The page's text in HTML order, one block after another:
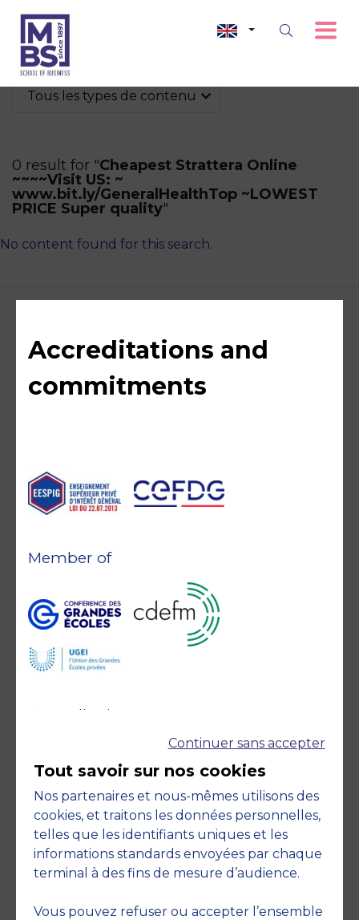
Tous les types de contenu
0 result for "Cheapest Strattera Online
~~~~Visit US: ~
www.bit.ly/GeneralHealthTop ~LOWEST
PRICE Super quality"
No content found for this search.
Accreditations and
commitments
Accreditations
Member of
Engagements
Continuer sans accepter
Tout savoir sur nos cookies
Nos partenaires et nous-mêmes utilisons des
cookies, et traitons les données personnelles,
telles que les identifiants uniques et les
informations standards envoyées par chaque
terminal à des fins de mesure d’audience.
Vous pouvez refuser ou accepter l’ensemble